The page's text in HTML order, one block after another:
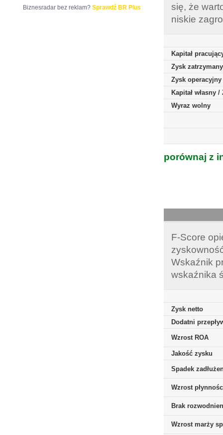
się, że
niskie
Kapitał
Zysk
Zysk operacyjny
Kapitał własny
Wyraz wolny
porównaj z
F-Score
Wskaźnik
wskaźnika
Zysk netto
Dodatni
Wzrost ROA
Jakość zysku
Spadek
Wzrost
Brak
Wzrost marży
Biznesradar bez reklam? Sprawdź BR Plus